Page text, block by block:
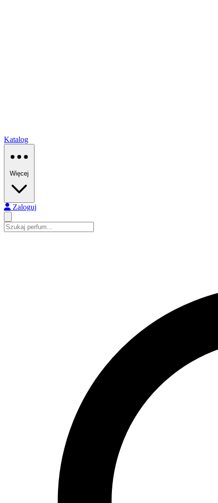
Katalog
Więcej
Zaloguj